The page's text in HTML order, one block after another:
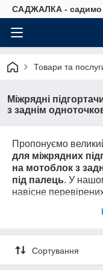
САДЖАЛКА - садимо
Товари та
Міжрядні
з заднім
Пропонуємо
для міжрядних
на мотоблок з
під палець. У
навісне
окупність Вашого
Сортування